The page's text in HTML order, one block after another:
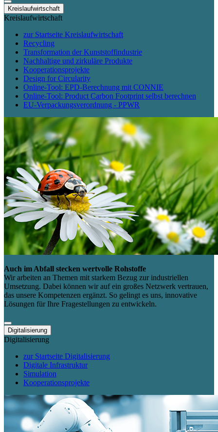
Kreislaufwirtschaft
Kreislaufwirtschaft
zur Startseite Kreislaufwirtschaft
Recycling
Transformation der Kunststoffindustrie
Nachhaltige und zirkuläre Produkte
Kooperationsprojekte
Design for Circularity
Online-Tool: EPD-Berechnung mit CONNIE
Online-Tool: Product Carbon Footprint selbst berechnen
EU-Verpackungsverordnung - PPWR
Auch im Abfall stecken wertvolle Rohstoffe
Wir arbeiten an Themen mit starkem Bezug zur industriellen
Umsetzung. Dabei können wir auf ein großes Netzwerk vertrauen,
das unsere Kompetenzen ergänzt. So gelingt es uns, innovative
Lösungen für Ihre Fragestellungen zu entwickeln.
Digitalisierung
Digitalisierung
zur Startseite Digitalisierung
Digitale Infrastruktur
Simulation
Kooperationsprojekte